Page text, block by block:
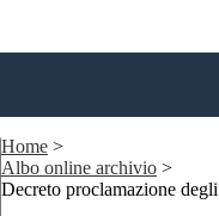
Home >
Albo online archivio >
Decreto proclamazione